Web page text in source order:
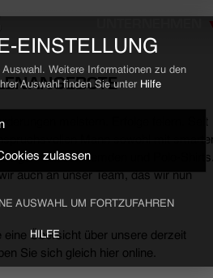
EINSTELLUNG
Weitere Informationen zu den
Auswahl finden Sie unter Hilfe
zulassen
AUSWAHL UM FORTZUFAHREN
HILFE
meistern, Erfolge feiern. Seit
Mann sowohl mit
Casual-Hemden und Polo-
auch an unser Team, das wir nun
eine Übersicht über unsere derzeit
Sie sich gleich hier online.